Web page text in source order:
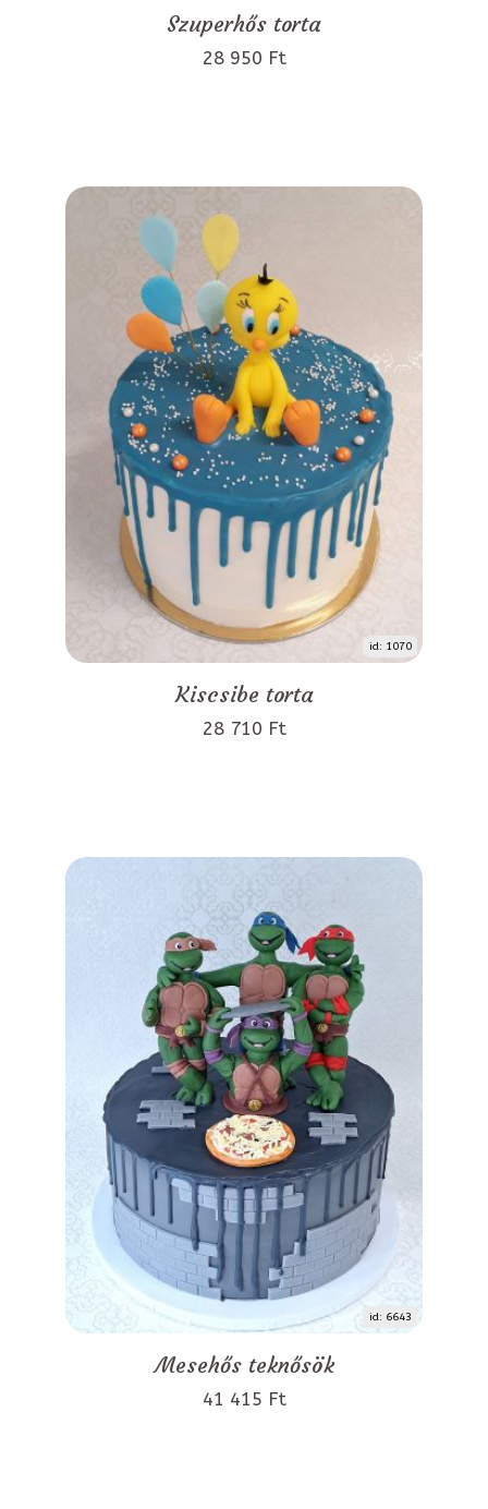
Szuperhős torta
28 950 Ft
id: 1070
Kiscsibe torta
28 710 Ft
id: 6643
Mesehős teknősök
41 415 Ft